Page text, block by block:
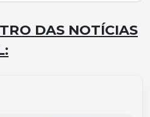
DAS NOTÍCIAS